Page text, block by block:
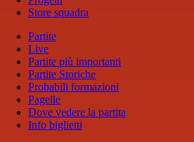
Store squadra
Partite
Live
Partite più importanti
Partite Storiche
Probabili formazioni
Pagelle
Dove vedere la partita
Info biglietti